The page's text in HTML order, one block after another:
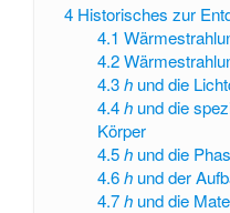
4 Historisches zur
4.1
4.2
4.3 h und die
4.4 h und die
Körper
4.5 h und die
4.6 h und der
4.7 h und die